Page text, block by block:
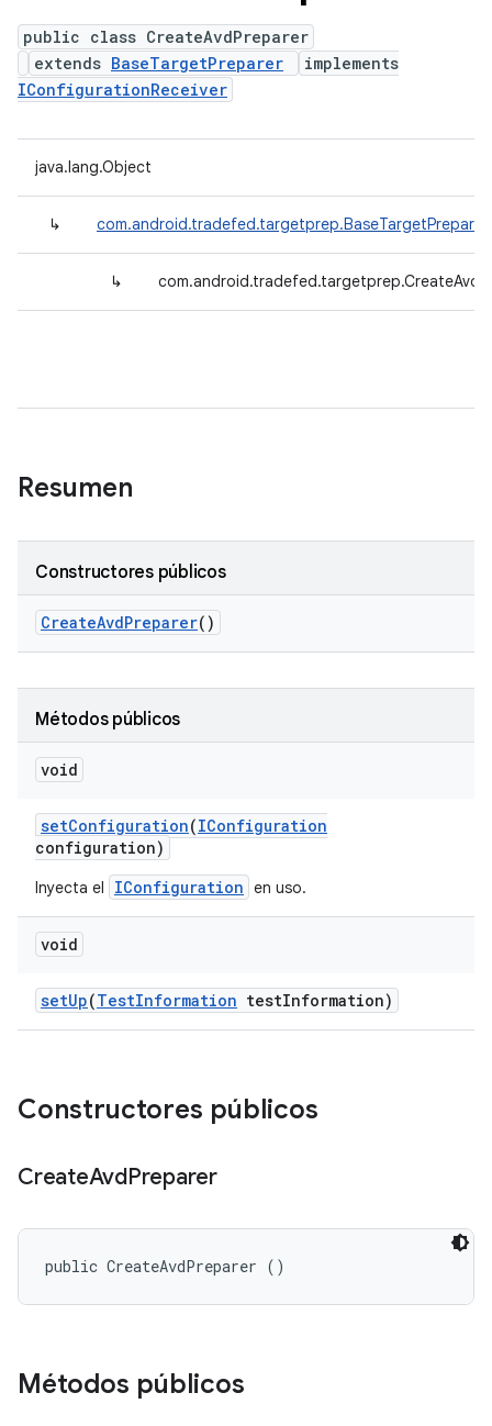
public class CreateAvdPreparer
extends BaseTargetPreparer
implements
IConfigurationReceiver
java.lang.Object
↳ com.android.tradefed.targetprep.BaseTargetPreparer
↳
Resumen
Constructores públicos
CreateAvdPreparer()
Métodos públicos
void
setConfiguration(IConfiguration
configuration)
Inyecta el IConfiguration en uso.
void
setUp(TestInformation testInformation)
Constructores públicos
CreateAvdPreparer
public CreateAvdPreparer ()
Métodos públicos